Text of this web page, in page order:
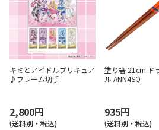
キミとアイドルプリキュア
♪フレーム切手
2,800円
(送料別・税込)
塗り箸 21cm ド
ル ANN4SQ
935円
(送料別・税込)